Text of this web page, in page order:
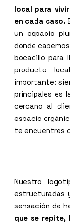
local para
en cada caso.
un espacio
donde
bocadillo para
producto
importante:
principales es
cercano al
espacio
te encuentres
Nuestro
estructuradas
sensación de
que se repite,